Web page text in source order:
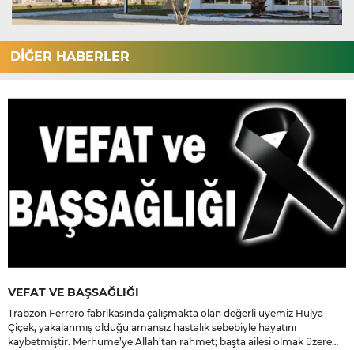
DİĞER HABERLER
VEFAT VE BAŞSAĞLIĞI
Trabzon Ferrero fabrikasında çalışmakta olan değerli üyemiz Hülya
Çiçek, yakalanmış olduğu amansız hastalık sebebiyle hayatını
kaybetmiştir. Merhume’ye Allah’tan rahmet; başta ailesi olmak üzere